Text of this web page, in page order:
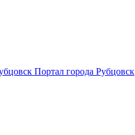
Портал города Рубцовск